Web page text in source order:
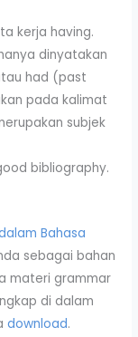
kerja having.
dinyatakan
had (past
pada kalimat
subjek
bibliography.
Bahasa
sebagai bahan
materi grammar
di dalam
download.